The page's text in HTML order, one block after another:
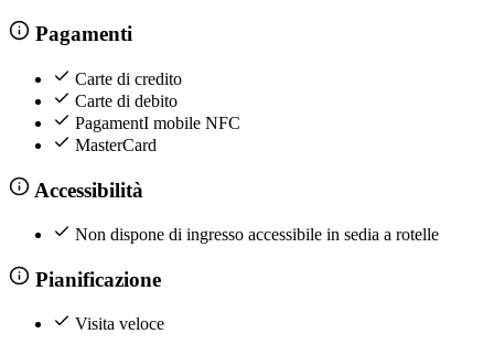
Pagamenti
Carte di credito
Carte di debito
PagamentI mobile NFC
MasterCard
Accessibilità
Non dispone di ingresso accessibile in sedia a rotelle
Pianificazione
Visita veloce